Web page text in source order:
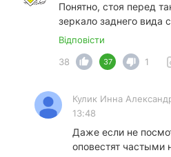
Понятно, стоя перед
зеркало заднего вида
Відповісти
38
37 1
Кулик Инна
13:48
Даже если не
оповестят частыми